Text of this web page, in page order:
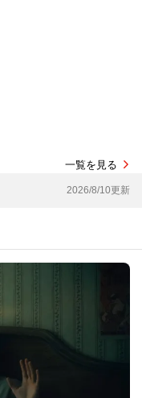
一覧を見る
2026/8/10更新